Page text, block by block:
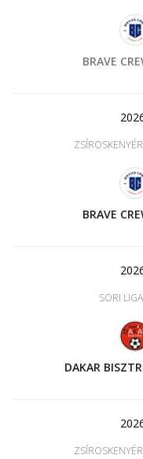
BRAVE
BRAVE
SORI
DAKAR